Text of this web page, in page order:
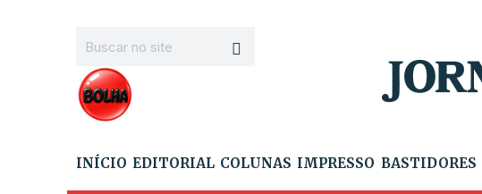
INÍCIO EDITORIAL COLUNAS IMPRESSO BASTIDORES